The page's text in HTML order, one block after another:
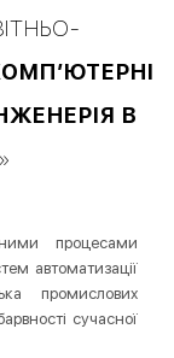
В
»
процесами
автоматизації
промислових
сучасної